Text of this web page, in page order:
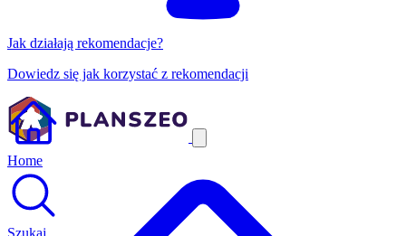
Jak działają rekomendacje?
Dowiedz się jak korzystać z rekomendacji
Home
Szukaj